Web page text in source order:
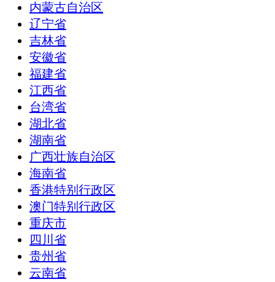
内蒙古自治区
辽宁省
吉林省
安徽省
福建省
江西省
台湾省
湖北省
湖南省
广西壮族自治区
海南省
香港特别行政区
澳门特别行政区
重庆市
四川省
贵州省
云南省